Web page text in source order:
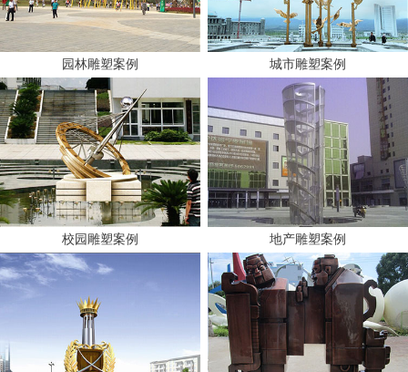
园林雕塑案例
校园雕塑案例
城市雕塑案例
地产雕塑案例